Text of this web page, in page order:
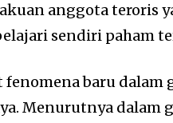
anggota teroris
sendiri paham
baru dalam
Menurutnya dalam